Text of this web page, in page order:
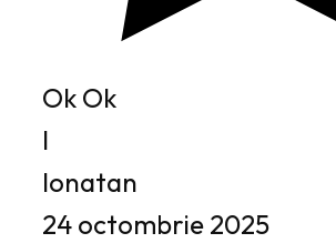
Ok Ok
I
Ionatan
24 octombrie 2025